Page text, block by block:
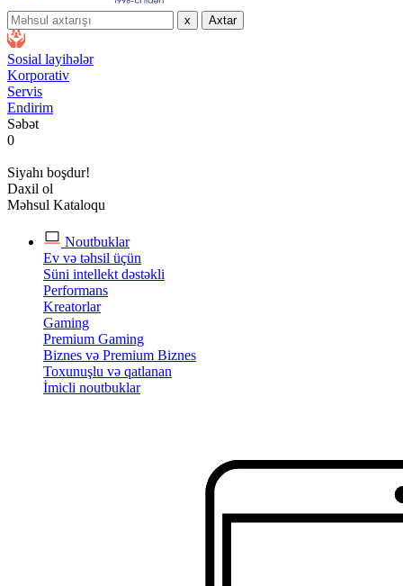
x Axtar
Sosial layihələr
Korporativ
Servis
Endirim
Səbət
0
Siyahı boşdur!
Daxil ol
Məhsul Kataloqu
Noutbuklar
Ev və təhsil üçün
Süni intellekt dəstəkli
Performans
Kreatorlar
Gaming
Premium Gaming
Biznes və Premium Biznes
Toxunuşlu və qatlanan
İmicli noutbuklar